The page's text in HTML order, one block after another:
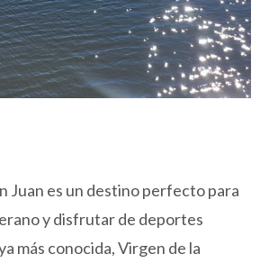
Juan es un destino perfecto para
y disfrutar de deportes
más conocida, Virgen de la